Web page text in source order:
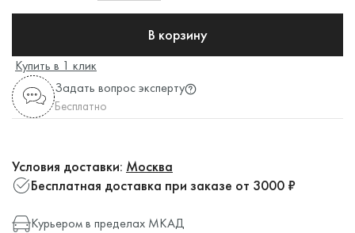
В корзину
Купить в 1 клик
Задать вопрос эксперту
Бесплатно
Условия доставки: Москва
Бесплатная доставка при заказе от 3000 ₽
Курьером в пределах МКАД